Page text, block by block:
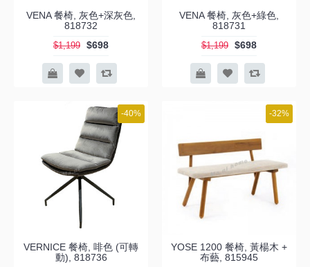
VENA 餐椅, 灰色+深灰色,
818732
$1,199 $698
VENA 餐椅, 灰色+綠色,
818731
$1,199 $698
-40%
VERNICE 餐椅, 啡色 (可轉
動), 818736
-32%
YOSE 1200 餐椅, 黃楊木 +
布藝, 815945